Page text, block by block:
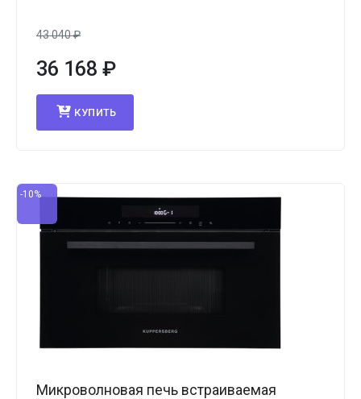
43 040₽
36 168 ₽
КУПИТЬ
-10%
Микроволновая печь встраиваемая